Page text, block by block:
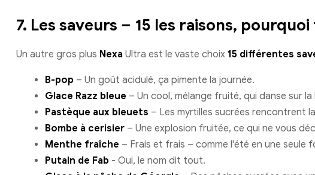
7. Les saveurs – 15 les raisons,
Un autre gros plus Nexa Ultra est le vaste choix 15 différentes
B-pop – Un goût acidulé, ça pimente la journée.
Glace Razz bleue – Un cool, mélange fruité, qui danse sur la
Pastèque aux bleuets – Les myrtilles sucrées rencontrent
Bombe à cerisier – Une explosion fruitée, ce qui ne vous
Menthe fraîche – Frais et frais – comme l'été en une seule
Putain de Fab - Oui, le nom dit tout.